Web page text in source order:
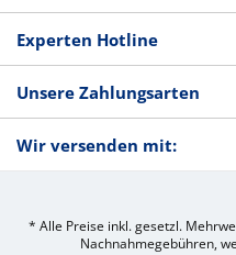
Experten Hotline
Unsere Zahlungsarten
Wir versenden mit:
* Alle Preise inkl. gesetzl.
Nachnahmegebühren,